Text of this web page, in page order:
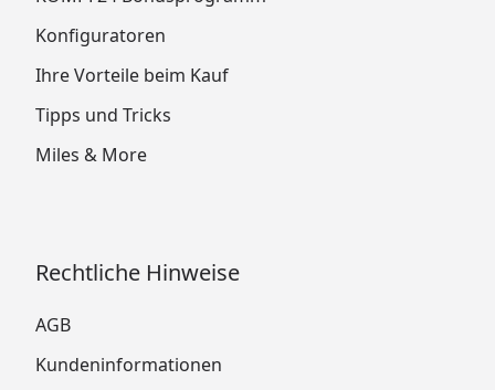
Konfiguratoren
Ihre Vorteile beim Kauf
Tipps und Tricks
Miles & More
Rechtliche Hinweise
AGB
Kundeninformationen